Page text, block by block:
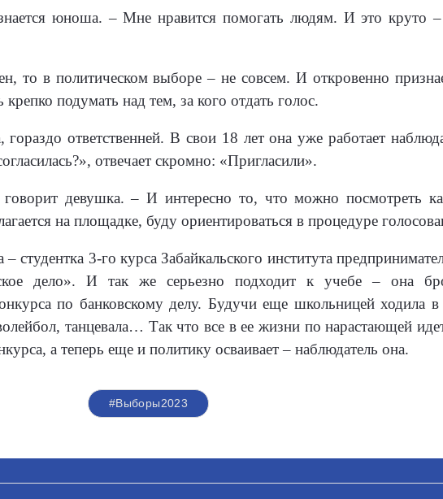
юноша. – Мне нравится помогать людям. И это круто –
то в политическом выборе – не совсем. И откровенно
подумать над тем, за кого отдать голос.
гораздо ответственней. В свои 18 лет она уже работает
отвечает скромно: «Пригласили».
девушка. – И интересно то, что можно посмотреть
на площадке, буду ориентироваться в процедуре
студентка 3-го курса Забайкальского института
дело». И так же серьезно подходит к учебе – она
по банковскому делу. Будучи еще школьницей ходила в
танцевала… Так что все в ее жизни по нарастающей
а теперь еще и политику осваивает – наблюдатель она.
#Выборы2023